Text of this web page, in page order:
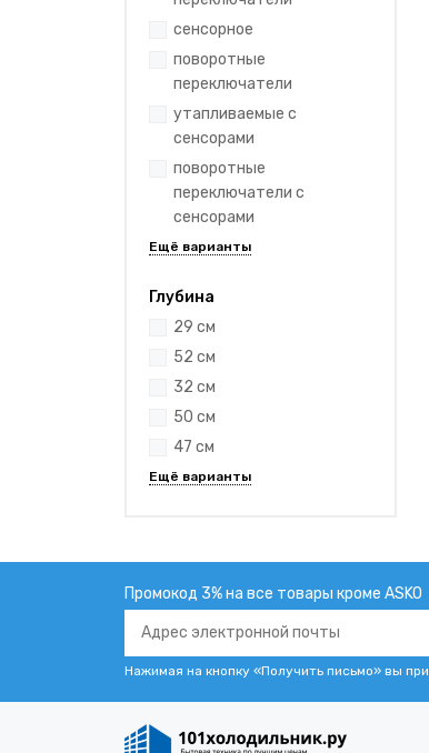
сенсорное
поворотные
переключатели
утапливаемые с
сенсорами
поворотные
переключатели с
сенсорами
Глубина
29 см
52 см
32 см
50 см
47 см
Промокод 3% на все товары кроме ASKO
Нажимая на кнопку «Получить письмо» вы